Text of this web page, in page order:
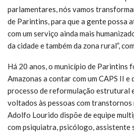
parlamentares, nós vamos
de Parintins, para que a gente possa
com um serviço ainda mais
da cidade e também da zona rural”,
Há 20 anos, o município de Parintins
Amazonas a contar com um CAPS II e
processo de reformulação estrutural
voltados às pessoas com transtornos
Adolfo Lourido dispõe de equipe
com psiquiatra, psicólogo, assistente